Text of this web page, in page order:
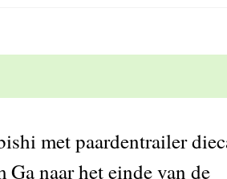
met paardentrailer
naar het einde van de